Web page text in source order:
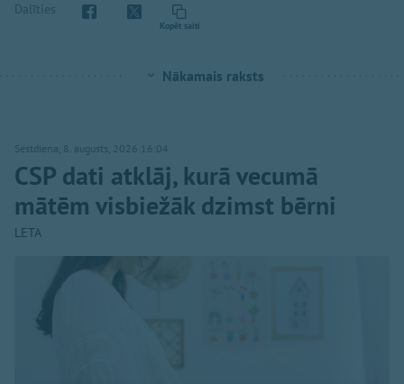
Dalīties
Kopēt saiti
Nākamais raksts
Sestdiena, 8. augusts, 2026 16:04
CSP dati atklāj, kurā vecumā
mātēm visbiežāk dzimst bērni
LETA